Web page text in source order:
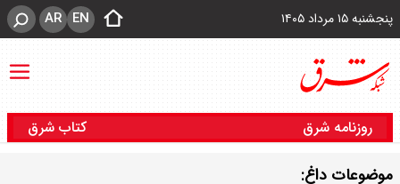
پنجشنبه ۱۵ مرداد ۱۴۰۵ EN
AR
روزنامه شرق کتاب شرق
موضوعات داغ: